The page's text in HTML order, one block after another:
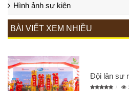
Hình ảnh sự kiện
BÀI VIẾT XEM NHIỀU
Đội lân sư